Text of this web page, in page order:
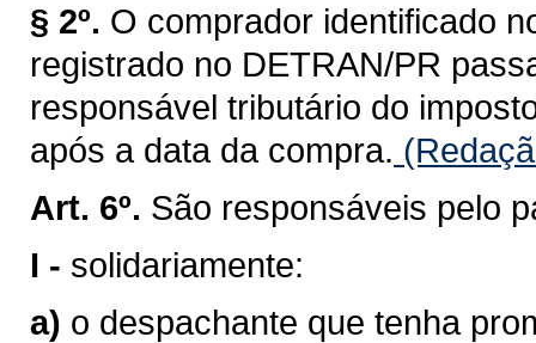
§ 2º. O comprador identificado
registrado no DETRAN/PR
responsável tributário do
após a data da compra.
Art. 6º. São responsáveis pelo
I - solidariamente:
a) o despachante que tenha